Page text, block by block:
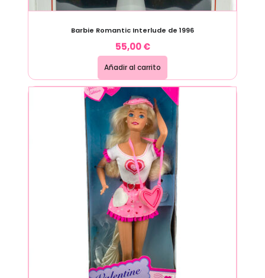
Barbie Romantic Interlude de 1996
55,00€
Añadir al carrito